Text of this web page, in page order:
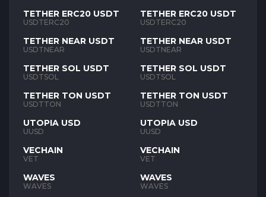
TETHER ERC20 USDT
USDTERC20
TETHER NEAR USDT
USDTNEAR
TETHER SOL USDT
USDTSOL
TETHER TON USDT
USDTTON
UTOPIA USD
UUSD
VECHAIN
VET
WAVES
WAVES
TETHER ERC20 USDT
USDTERC20
TETHER NEAR USDT
USDTNEAR
TETHER SOL USDT
USDTSOL
TETHER TON USDT
USDTTON
UTOPIA USD
UUSD
VECHAIN
VET
WAVES
WAVES